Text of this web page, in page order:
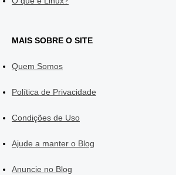
MAIS SOBRE O SITE
Quem Somos
Política de Privacidade
Condições de Uso
Ajude a manter o Blog
Anuncie no Blog